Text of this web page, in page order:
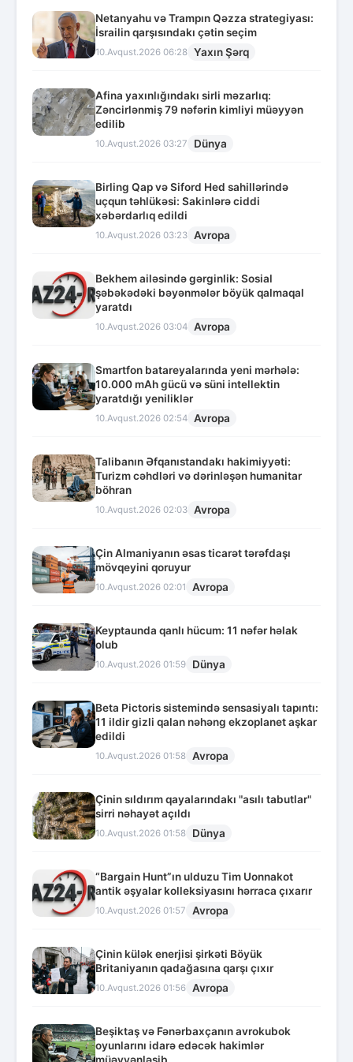
Netanyahu və Trampın Qəzza strategiyası:
İsrailin qarşısındakı çətin seçim
10.Avqust.2026 06:28 Yaxın Şərq
Afina yaxınlığındakı sirli məzarlıq:
Zəncirlənmiş 79 nəfərin kimliyi müəyyən
edilib
10.Avqust.2026 03:27 Dünya
Birling Qap və Siford Hed sahillərində
uçqun təhlükəsi: Sakinlərə ciddi
xəbərdarlıq edildi
10.Avqust.2026 03:23 Avropa
Bekhem ailəsində gərginlik: Sosial
şəbəkədəki bəyənmələr böyük qalmaqal
yaratdı
10.Avqust.2026 03:04 Avropa
Smartfon batareyalarında yeni mərhələ:
10.000 mAh gücü və süni intellektin
yaratdığı yeniliklər
10.Avqust.2026 02:54 Avropa
Talibanın Əfqanıstandakı hakimiyyəti:
Turizm cəhdləri və dərinləşən humanitar
böhran
10.Avqust.2026 02:03 Avropa
Çin Almaniyanın əsas ticarət tərəfdaşı
mövqeyini qoruyur
10.Avqust.2026 02:01 Avropa
Keyptaunda qanlı hücum: 11 nəfər həlak
olub
10.Avqust.2026 01:59 Dünya
Beta Pictoris sistemində sensasiyalı tapıntı:
11 ildir gizli qalan nəhəng ekzoplanet aşkar
edildi
10.Avqust.2026 01:58 Avropa
Çinin sıldırım qayalarındakı "asılı tabutlar"
sirri nəhayət açıldı
10.Avqust.2026 01:58 Dünya
“Bargain Hunt”ın ulduzu Tim Uonnakot
antik əşyalar kolleksiyasını hərraca çıxarır
10.Avqust.2026 01:57 Avropa
Çinin külək enerjisi şirkəti Böyük
Britaniyanın qadağasına qarşı çıxır
10.Avqust.2026 01:56 Avropa
Beşiktaş və Fənərbaxçanın avrokubok
oyunlarını idarə edəcək hakimlər
müəyyənləşib